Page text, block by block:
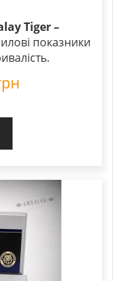
Tiger –
показники